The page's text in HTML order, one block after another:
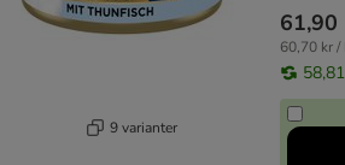
9 varianter
61,90
60,70 kr /